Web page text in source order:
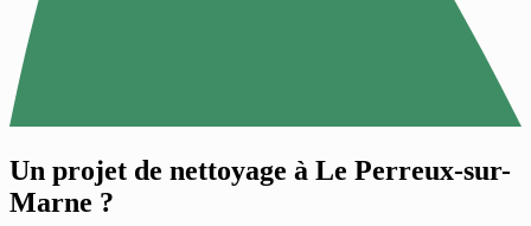
Un projet de nettoyage à Le Perreux-sur-
Marne ?